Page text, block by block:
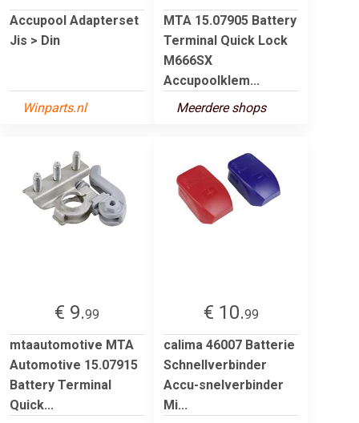
Accupool Adapterset
Jis > Din
Winparts.nl
MTA 15.07905 Battery
Terminal Quick Lock
M666SX
Accupoolklem...
Meerdere shops
€ 9.99
mtaautomotive MTA
Automotive 15.07915
Battery Terminal
Quick...
€ 10.99
calima 46007 Batterie
Schnellverbinder
Accu-snelverbinder
Mi...